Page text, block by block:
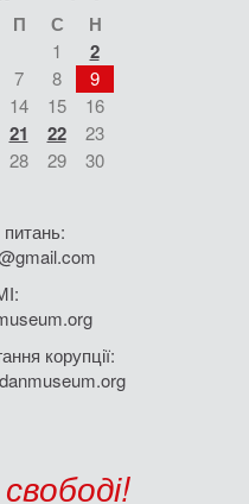
П С Н
1 2
7 8
9
14 15
16
21 22
23
28 29
30
питань:
корупції: